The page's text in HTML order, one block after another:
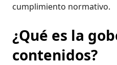
cumplimiento normativo.
¿Qué es la
contenidos?